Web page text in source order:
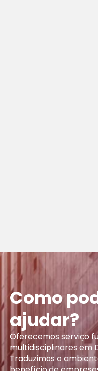
Como
ajudar?
Oferecemos serviço
multidisciplinares em
Traduzimos o